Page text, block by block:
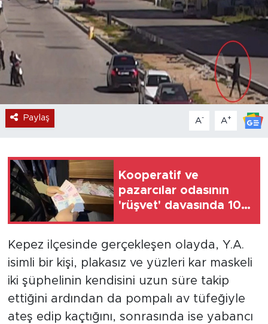
Paylaş A- A+
Kooperatif ve
pazarcılar odasının
'rüşvet' davasında 108
Kepez ilçesinde gerçekleşen olayda, Y.A.
isimli bir kişi, plakasız ve yüzleri kar maskeli
iki şüphelinin kendisini uzun süre takip
ettiğini ardından da pompalı av tüfeğiyle
ateş edip kaçtığını, sonrasında ise yabancı
Turizm